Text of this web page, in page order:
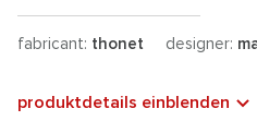
fabricant: thonet designer:
produktdetails einblenden